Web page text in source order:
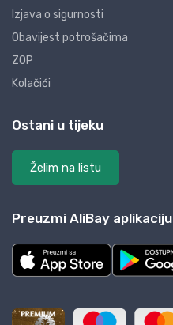
Izjava o sigurnosti
Obavijest potrošačima
ZOP
Kolačići
Ostani u tijeku
Želim na listu
Preuzmi AliBay aplikaciju